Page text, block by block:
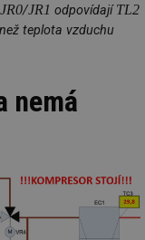
JR0/JR1 odpovídajíTL2
teplota vzduchu
nemá